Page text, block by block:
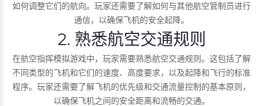
如何调整它们的航向。玩家还需要了解如何与其他航空管制员进行
通信，以确保飞机的安全起降。
2. 熟悉航空交通规则
在航空指挥模拟游戏中，玩家需要熟悉航空交通规则。这包括了解
不同类型的飞机和它们的速度、高度要求，以及起降和飞行的标准
程序。玩家还需要了解飞机的优先级和交通流量控制的基本原则，
以确保飞机之间的安全距离和流畅的交通。